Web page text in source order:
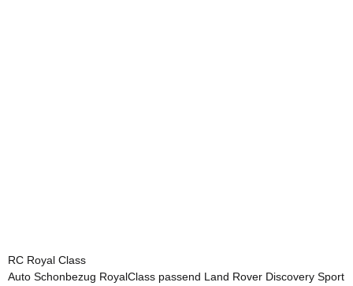
RC Royal Class
Auto Schonbezug RoyalClass passend Land Rover Discovery Sport